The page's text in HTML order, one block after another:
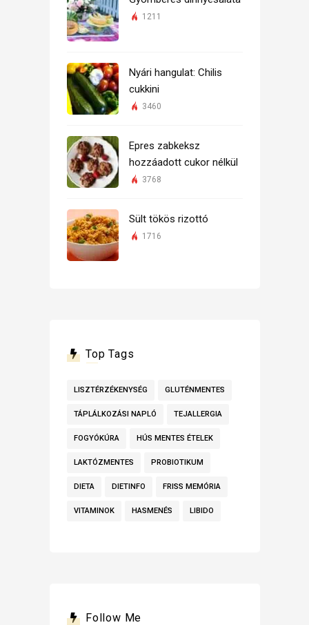
1211
Nyári hangulat: Chilis
cukkini
3460
Epres zabkeksz
hozzáadott cukor nélkül
3768
Sült tökös rizottó
1716
Top Tags
LISZTÉRZÉKENYSÉG GLUTÉNMENTES
TÁPLÁLKOZÁSI NAPLÓ TEJALLERGIA
FOGYÓKÚRA HÚS MENTES ÉTELEK
LAKTÓZMENTES PROBIOTIKUM
DIETA DIETINFO FRISS MEMÓRIA
VITAMINOK HASMENÉS LIBIDO
Follow Me